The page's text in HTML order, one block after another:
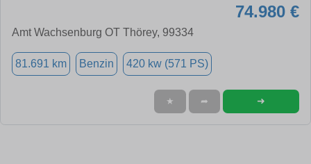
74.980 €
Amt Wachsenburg OT Thörey, 99334
81.691 km Benzin 420 kw (571 PS)
★ ➦ ➜